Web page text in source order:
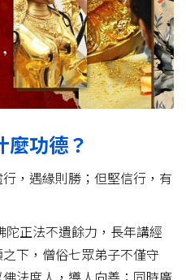
麼功德？
，遇緣則勝；但堅信行，有
正法不遺餘力，長年講經
下，僧俗七眾弟子不僅守